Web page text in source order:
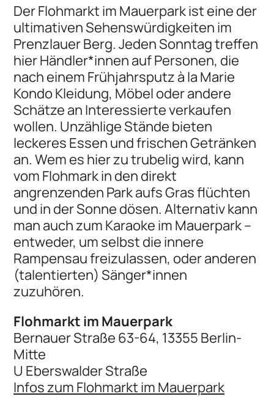
Der Flohmarkt im Mauerpark ist eine der
ultimativen Sehenswürdigkeiten im
Prenzlauer Berg. Jeden Sonntag treffen
hier Händler*innen auf Personen, die
nach einem Frühjahrsputz à la Marie
Kondo Kleidung, Möbel oder andere
Schätze an Interessierte verkaufen
wollen. Unzählige Stände bieten
leckeres Essen und frischen Getränken
an. Wem es hier zu trubelig wird, kann
vom Flohmark in den direkt
angrenzenden Park aufs Gras flüchten
und in der Sonne dösen. Alternativ kann
man auch zum Karaoke im Mauerpark –
entweder, um selbst die innere
Rampensau freizulassen, oder anderen
(talentierten) Sänger*innen
zuzuhören.
Flohmarkt im Mauerpark
Bernauer Straße 63-64, 13355 Berlin-
Mitte
U Eberswalder Straße
Infos zum Flohmarkt im Mauerpark